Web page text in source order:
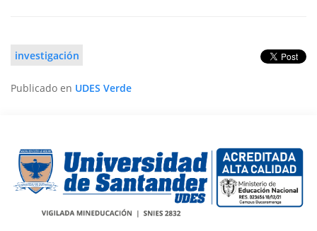
investigación
Publicado en UDES Verde